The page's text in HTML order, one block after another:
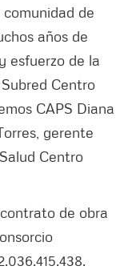
de
años de
esfuerzo de la
Centro
CAPS Diana
gerente
Centro
de obra